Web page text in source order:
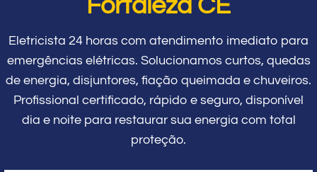
Eletricista 24 horas com atendimento imediato para
emergências elétricas. Solucionamos curtos, quedas
de energia, disjuntores, fiação queimada e chuveiros.
Profissional certificado, rápido e seguro, disponível
dia e noite para restaurar sua energia com total
proteção.